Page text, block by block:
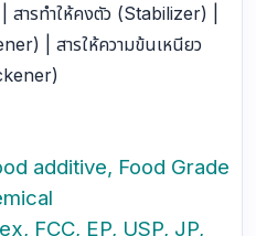
ารทำให้คงตัว (Stabilizer) |
| สารให้ความข้นเหนียว
additive, Food Grade
FCC, EP, USP, JP,